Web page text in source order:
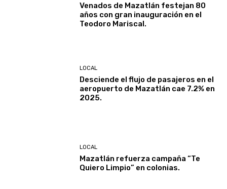
Venados de Mazatlán festejan 80
años con gran inauguración en el
Teodoro Mariscal.
LOCAL
Desciende el flujo de pasajeros en el
aeropuerto de Mazatlán cae 7.2% en
2025.
LOCAL
Mazatlán refuerza campaña “Te
Quiero Limpio” en colonias.